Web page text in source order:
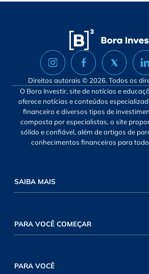
Direitos autorais © 2026. Todos os
O Bora Investir, site de notícias e
oferece notícias e conteúdos
financeiro e diversos tipos de
composta por especialistas, o site
sólido e confiável, além de artigos de
conhecimentos financeiros para
SAIBA MAIS
PARA VOCÊ COMEÇAR
PARA VOCÊ